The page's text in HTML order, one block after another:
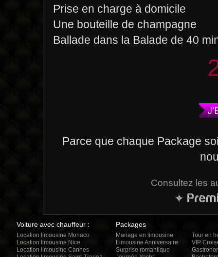
Prise en charge à domicile
Une bouteille de champagne
Ballade dans la Balade de 40
Parce que chaque Package
Consultez les
Voiture avec chauffeur :
Location limousine Monaco
Location limousine Nice
Location limousine Cannes
Packages
Mariage en limousine
Limousine Anniversaire
Surprise romantique
Tour en
VIP